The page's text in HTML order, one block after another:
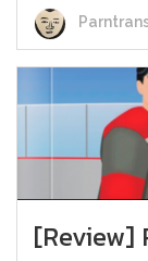
[Review]